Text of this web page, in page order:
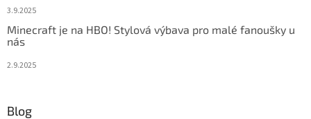
3.9.2025
Minecraft je na HBO! Stylová výbava pro malé fanoušky u
nás
2.9.2025
Blog